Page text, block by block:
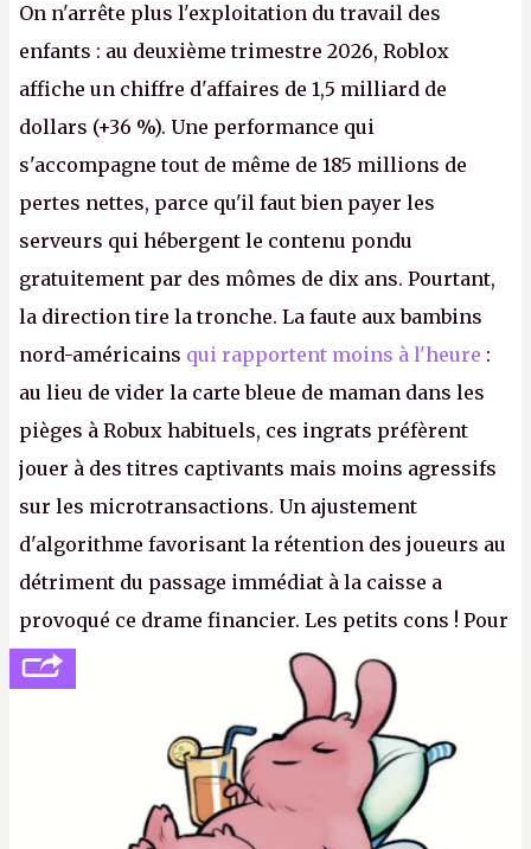
On n'arrête plus l'exploitation du travail des
enfants : au deuxième trimestre 2026, Roblox
affiche un chiffre d'affaires de 1,5 milliard de
dollars (+36 %). Une performance qui
s'accompagne tout de même de 185 millions de
pertes nettes, parce qu'il faut bien payer les
serveurs qui hébergent le contenu pondu
gratuitement par des mômes de dix ans. Pourtant,
la direction tire la tronche. La faute aux bambins
nord-américains qui rapportent moins à l'heure :
au lieu de vider la carte bleue de maman dans les
pièges à Robux habituels, ces ingrats préfèrent
jouer à des titres captivants mais moins agressifs
sur les microtransactions. Un ajustement
d'algorithme favorisant la rétention des joueurs au
détriment du passage immédiat à la caisse a
provoqué ce drame financier. Les petits cons ! Pour
se consoler, le PDG David Baszucki peut compter
sur le déblocage du jeu en Russie et l'explosion des
joueurs majeurs (+32 %). L'avenir appartient donc
aux adultes, qui ne sont jamais que des enfants
avec du pouvoir d'achat.P.